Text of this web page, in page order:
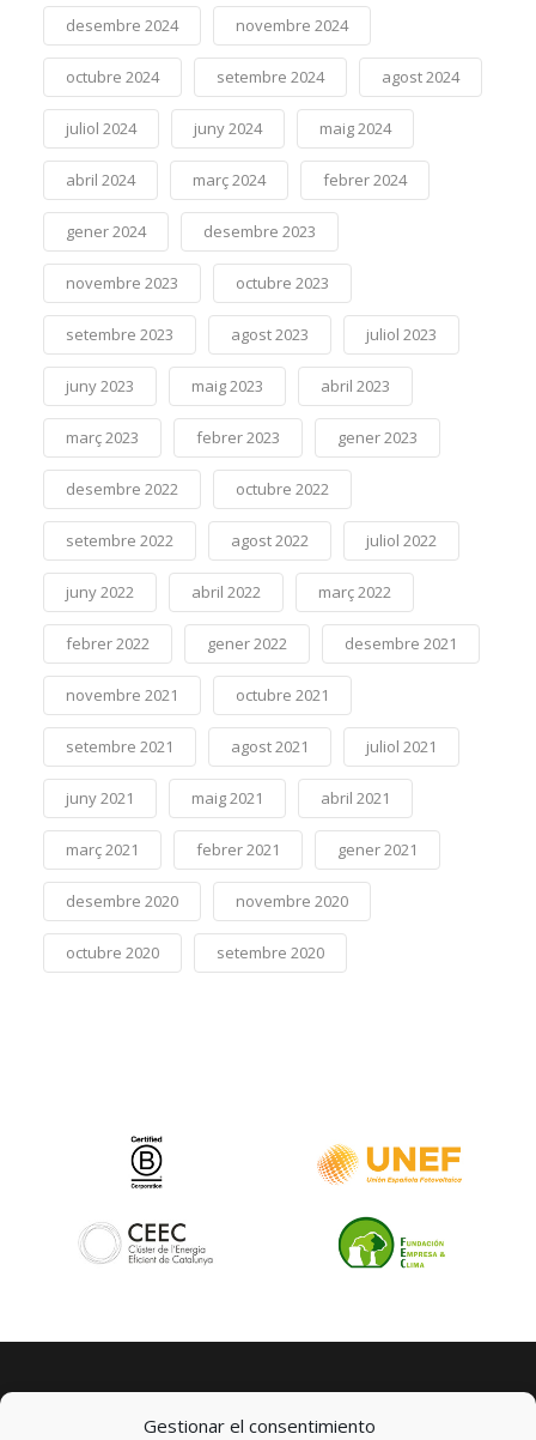
Gestionar el consentimiento
desembre 2024 novembre 2024
octubre 2024 setembre 2024 agost 2024
juliol 2024 juny 2024 maig 2024
abril 2024 març 2024 febrer 2024
gener 2024 desembre 2023
novembre 2023 octubre 2023
setembre 2023 agost 2023 juliol 2023
juny 2023 maig 2023 abril 2023
març 2023 febrer 2023 gener 2023
desembre 2022 octubre 2022
setembre 2022 agost 2022 juliol 2022
juny 2022 abril 2022 març 2022
febrer 2022 gener 2022 desembre 2021
novembre 2021 octubre 2021
setembre 2021 agost 2021 juliol 2021
juny 2021 maig 2021 abril 2021
març 2021 febrer 2021 gener 2021
desembre 2020 novembre 2020
octubre 2020 setembre 2020